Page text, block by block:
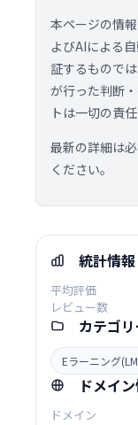
本ページの情
よびAIによる
証するもので
が行った判断
トは一切の責
最新の詳細は
ください。
統計情報
平均評価
レビュー数
カテゴリ
Eラーニング
ドメイ
ドメイン